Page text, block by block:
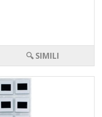
🔍 SIMILI